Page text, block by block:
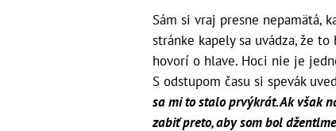
Sám si vraj presne nepamätá,
stránke kapely sa uvádza, že
hovorí o hlave. Hoci nie je
S odstupom času si spevák
sa mi to stalo prvýkrát. Ak však
zabiť preto, aby som bol